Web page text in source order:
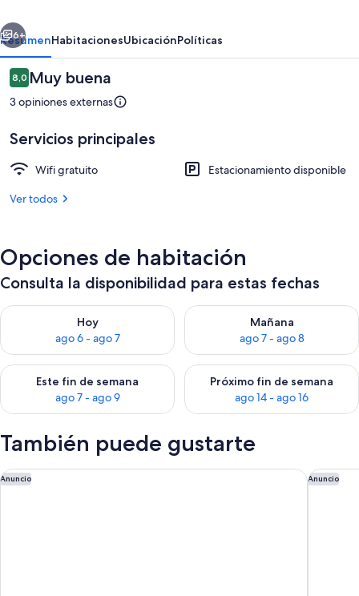
Double
42
Siguiente
6+
ResumenHabitacionesUbicaciónPolíticas
Opiniones
8,08,0 de 10
Muy buena
3 opiniones externas
Servicios principales
Wifi gratuito
Estacionamiento disponible
Ver todos
Opciones de habitación
Consulta la disponibilidad para estas fechas
Hoy
ago 6 - ago 7
Consulta la disponibilidad para hoy ago 6 - ago 7
Mañana
ago 7 - ago 8
Consulta la disponibilidad
Este fin de semana
ago 7 - ago 9
Consulta la disponibilidad para este fin de semana ago 7 -
Próximo fin de semana
ago 14 - ago 16
Consulta la disponibilidad
También puede gustarte
Anuncio
Hotel Indigo Newcastle by IHG Anuncio